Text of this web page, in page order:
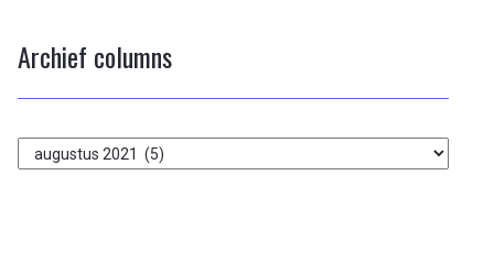
Archief columns
Archief
columns